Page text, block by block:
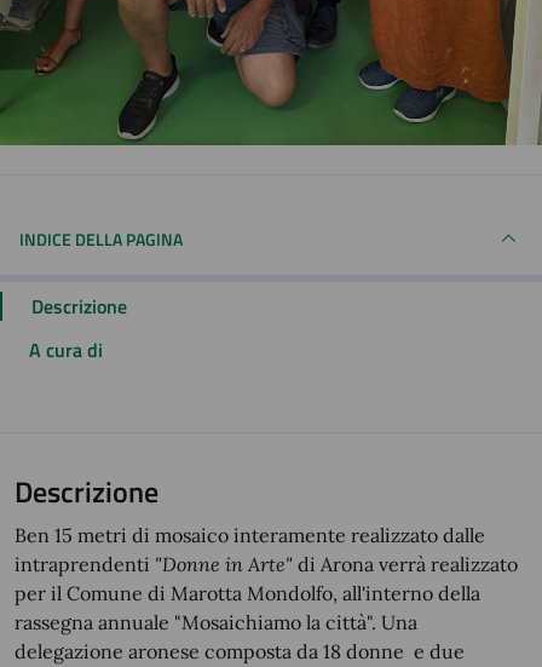
INDICE DELLA PAGINA
Descrizione
A cura di
Descrizione
Ben 15 metri di mosaico interamente realizzato dalle
intraprendenti "Donne in Arte" di Arona verrà realizzato
per il Comune di Marotta Mondolfo, all'interno della
rassegna annuale "Mosaichiamo la città". Una
delegazione aronese composta da 18 donne e due